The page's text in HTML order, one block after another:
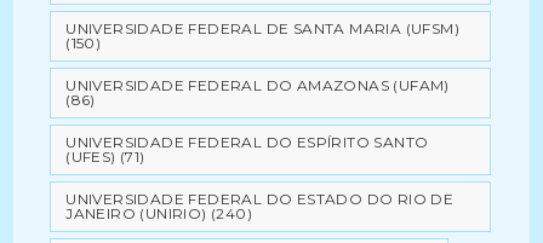
UNIVERSIDADE FEDERAL DE SANTA MARIA (UFSM)
(150)
UNIVERSIDADE FEDERAL DO AMAZONAS (UFAM)
(86)
UNIVERSIDADE FEDERAL DO ESPÍRITO SANTO
(UFES) (71)
UNIVERSIDADE FEDERAL DO ESTADO DO RIO DE
JANEIRO (UNIRIO) (240)